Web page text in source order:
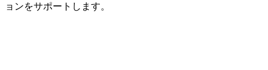
ョンをサポートします。